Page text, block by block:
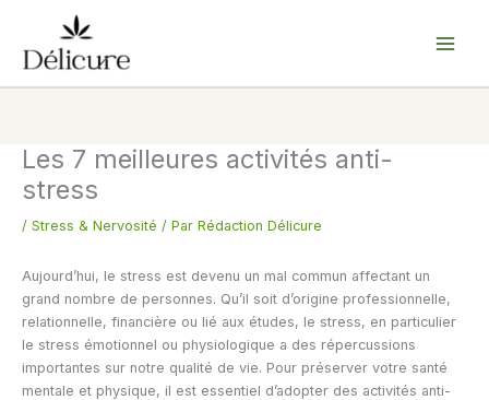
contenu
Les 7 meilleures activités anti-
stress
/ Stress & Nervosité / Par Rédaction Délicure
Aujourd’hui, le stress est devenu un mal commun affectant un
grand nombre de personnes. Qu’il soit d’origine professionnelle,
relationnelle, financière ou lié aux études, le stress, en particulier
le stress émotionnel ou physiologique a des répercussions
importantes sur notre qualité de vie. Pour préserver votre santé
mentale et physique, il est essentiel d’adopter des activités anti-